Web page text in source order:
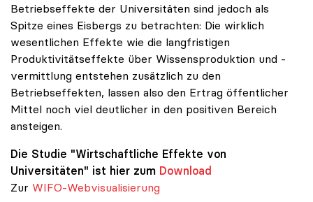
Betriebseffekte der Universitäten sind jedoch als
Spitze eines Eisbergs zu betrachten: Die wirklich
wesentlichen Effekte wie die langfristigen
Produktivitätseffekte über Wissensproduktion und -
vermittlung entstehen zusätzlich zu den
Betriebseffekten, lassen also den Ertrag öffentlicher
Mittel noch viel deutlicher in den positiven Bereich
ansteigen.
Die Studie "Wirtschaftliche Effekte von
Universitäten" ist hier zum Download
Zur WIFO-Webvisualisierung